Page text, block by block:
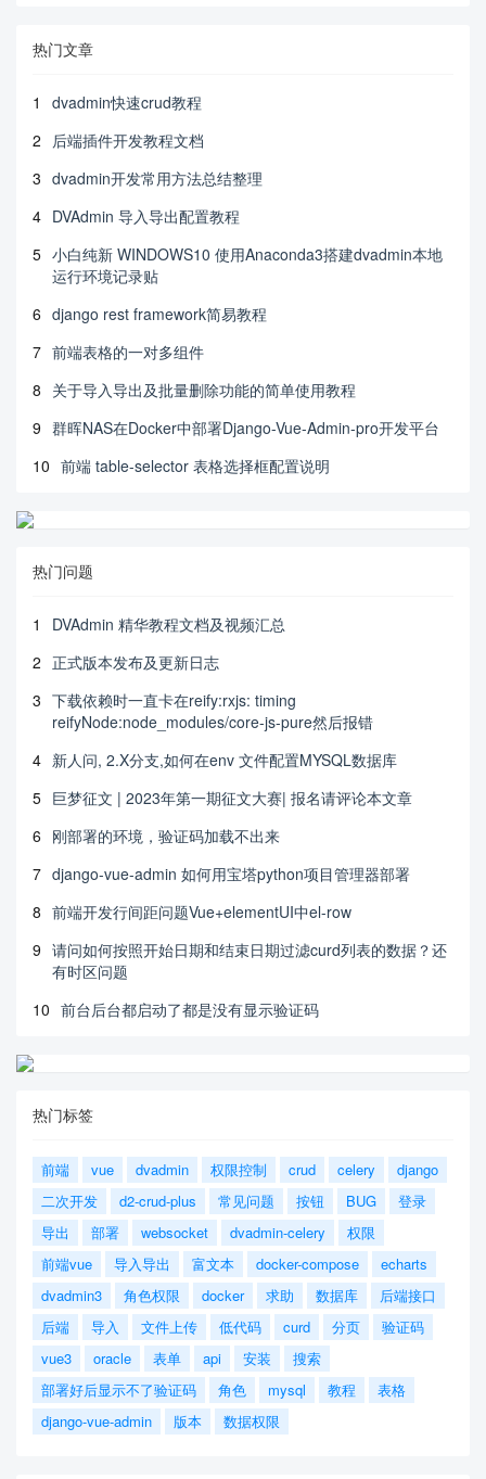
热门文章
1
dvadmin快速crud教程
2 后端插件开发教程文档
3 dvadmin开发常用方法总结整理
4 DVAdmin 导入导出配置教程
5 小白纯新 WINDOWS10 使用Anaconda3搭建dvadmin本地
运行环境记录贴
6 django rest framework简易教程
7 前端表格的一对多组件
8 关于导入导出及批量删除功能的简单使用教程
9 群晖NAS在Docker中部署Django-Vue-Admin-pro开发平台
10 前端 table-selector 表格选择框配置说明
热门问题
1
DVAdmin 精华教程文档及视频汇总
2 正式版本发布及更新日志
3 下载依赖时一直卡在reify:rxjs: timing
reifyNode:node_modules/core-js-pure然后报错
4 新人问, 2.X分支,如何在env 文件配置MYSQL数据库
5 巨梦征文 | 2023年第一期征文大赛| 报名请评论本文章
6 刚部署的环境，验证码加载不出来
7 django-vue-admin 如何用宝塔python项目管理器部署
8 前端开发行间距问题Vue+elementUI中el-row
9 请问如何按照开始日期和结束日期过滤curd列表的数据？还
有时区问题
10 前台后台都启动了都是没有显示验证码
热门标签
前端 vue dvadmin 权限控制 crud celery
django
二次开发
d2-crud-plus 常见问题 按钮 BUG
登录
导出
部署 websocket dvadmin-celery
权限
前端vue
导入导出 富文本 docker-compose
echarts
dvadmin3
角色权限 docker 求助 数据库
后端接口
后端
导入 文件上传 低代码 curd 分页
验证码
vue3
oracle 表单 api 安装
搜索
部署好后显示不了验证码
角色 mysql 教程
表格
django-vue-admin
版本 数据权限